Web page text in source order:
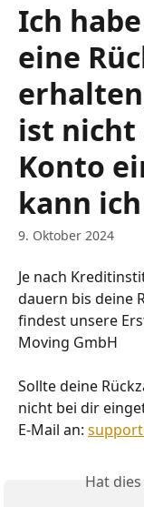
Ich
eine
ist nicht
Konto
kann
9. Oktober 2024
Je nach
dauern bis deine
findest unsere
Moving GmbH
Sollte deine
nicht bei dir
E-Mail an:
Hat